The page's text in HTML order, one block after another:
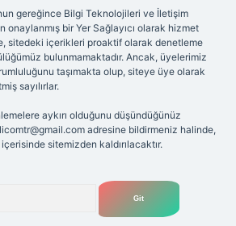
gereğince Bilgi Teknolojileri ve İletişim
onaylanmış bir Yer Sağlayıcı olarak hizmet
sitedeki içerikleri proaktif olarak denetleme
bulunmamaktadır. Ancak, üyelerimiz
taşımakta olup, siteye üye olarak
sayılırlar.
aykırı olduğunu düşündüğünüz
adresine bildirmeniz halinde,
sitemizden kaldırılacaktır.